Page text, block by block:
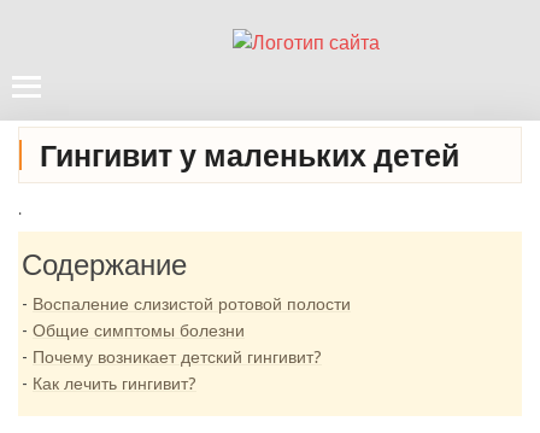
Гингивит у маленьких детей
.
Содержание
Воспаление слизистой ротовой полости
Общие симптомы болезни
Почему возникает детский гингивит?
Как лечить гингивит?